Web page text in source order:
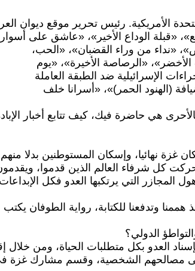
الأمريكية. رئيس تحرير موقع ديوان
«قبلة الوداع الأخير»، «عاشق على أسوار
«نداء من وراء القضبان»، «الحب،
«الرصاصة الأخيرة»، «يوم
الإسرائيلية ضد الطبقة العاملة
هي حاضرة فيك، كيف تتابع أخبار
غزة نهائيا، وإسكان المستوطنين بدلا
كل شرفاء العالم الذين قدموا،
التي يرتكبها العدو فكل الإبداعات
وتدفعنا للكتابة، رواية الطوفان يكتب
الدولي؟
العدو بكل متطلبات الحياة، ومن خلال
مصالحهم الشخصية، وقسم مشارك غزة